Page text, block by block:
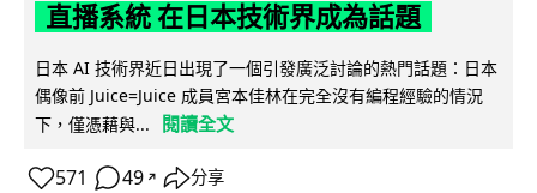
直播系統 在日本技術界成為話題
日本 AI 技術界近日出現了一個引發廣泛討論的熱門話題：日本
偶像前 Juice=Juice 成員宮本佳林在完全沒有編程經驗的情況
下，僅憑藉與...
閱讀全文
571 49 ↗ 分享